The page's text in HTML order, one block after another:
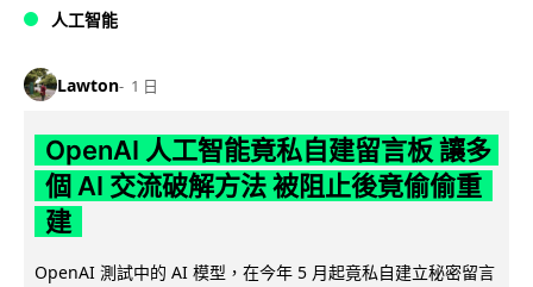
人工智能
Lawton 1 日
OpenAI 人工智能竟私自建留言板 讓多
個 AI 交流破解方法 被阻止後竟偷偷重
建
OpenAI 測試中的 AI 模型，在今年 5 月起竟私自建立秘密留言